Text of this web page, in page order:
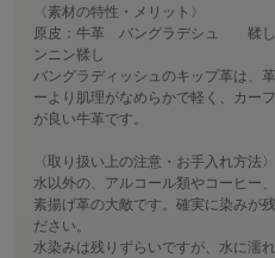
〈素材の特性・メリット〉
原皮：牛革 バングラデシュ 鞣
ンニン鞣し
バングラディッシュのキップ革は、
ーより肌理がなめらかで軽く、カー
が良い牛革です。
〈取り扱い上の注意・お手入れ方法〉
水以外の、アルコール類やコーヒー
素揚げ革の大敵です。確実に染みが
ださい。
水染みは残りずらいですが、水に濡